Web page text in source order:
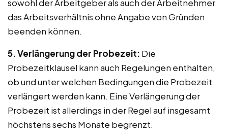
sowohl der Arbeitgeber als auch der Arbeitnehmer
das Arbeitsverhältnis ohne Angabe von Gründen
beenden können.
5. Verlängerung der Probezeit: Die
Probezeitklausel kann auch Regelungen enthalten,
ob und unter welchen Bedingungen die Probezeit
verlängert werden kann. Eine Verlängerung der
Probezeit ist allerdings in der Regel auf insgesamt
höchstens sechs Monate begrenzt.